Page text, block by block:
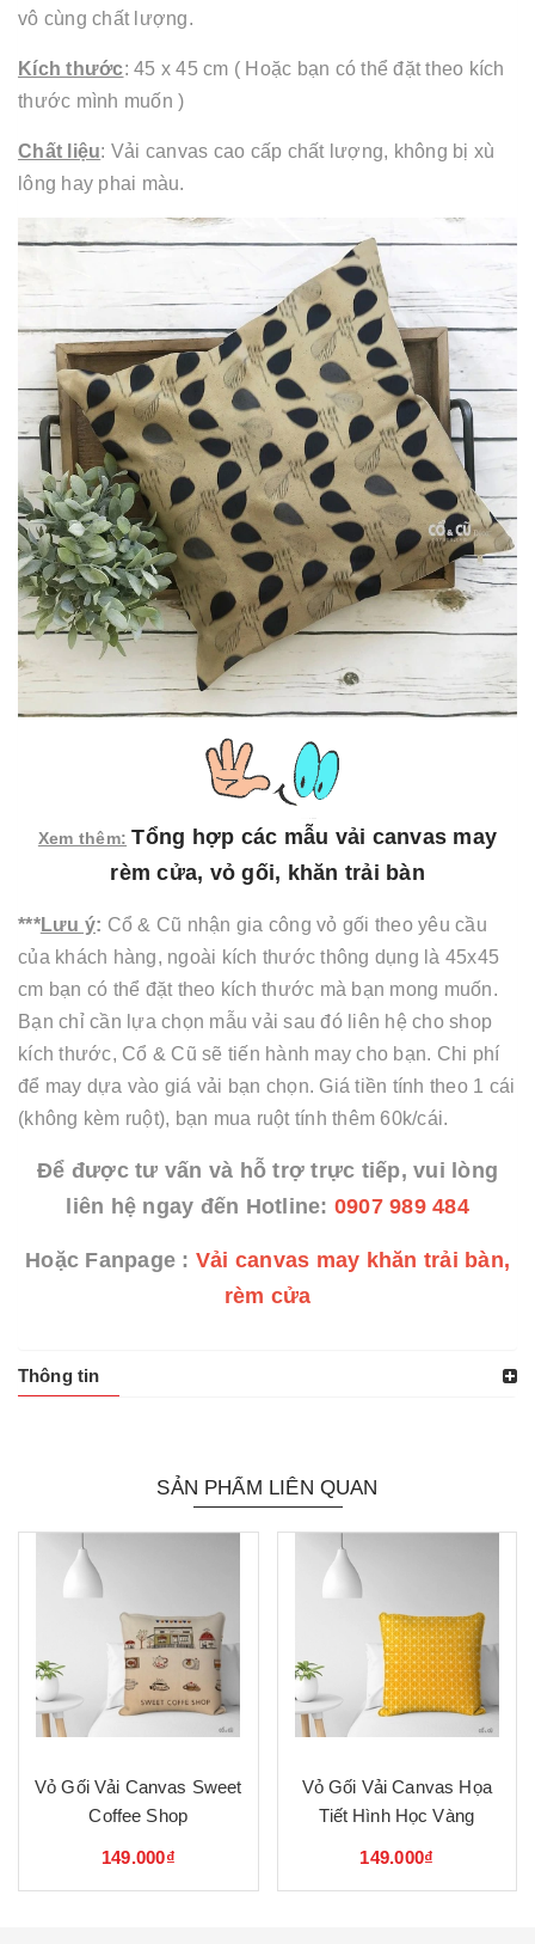
vô cùng chất lượng.
Kích thước: 45 x 45 cm ( Hoặc bạn có thể đặt theo kích
thước mình muốn )
Chất liệu: Vải canvas cao cấp chất lượng, không bị xù
lông hay phai màu.
Xem thêm: Tổng hợp các mẫu vải canvas may
rèm cửa, vỏ gối, khăn trải bàn
***Lưu ý: Cổ & Cũ nhận gia công vỏ gối theo yêu cầu
của khách hàng, ngoài kích thước thông dụng là 45x45
cm bạn có thể đặt theo kích thước mà bạn mong muốn.
Bạn chỉ cần lựa chọn mẫu vải sau đó liên hệ cho shop
kích thước, Cổ & Cũ sẽ tiến hành may cho bạn. Chi phí
để may dựa vào giá vải bạn chọn. Giá tiền tính theo 1 cái
(không kèm ruột), bạn mua ruột tính thêm 60k/cái.
Để được tư vấn và hỗ trợ trực tiếp, vui lòng
liên hệ ngay đến Hotline: 0907 989 484
Hoặc Fanpage : Vải canvas may khăn trải bàn,
rèm cửa
Thông tin
SẢN PHẨM LIÊN QUAN
Vỏ Gối Vải Canvas Sweet
Coffee Shop
149.000₫
Vỏ Gối Vải Canvas Họa
Tiết Hình Học Vàng
149.000₫